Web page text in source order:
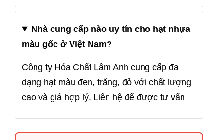
Nhà cung cấp nào uy tín cho hạt nhựa
màu gốc ở Việt Nam?
Công ty Hóa Chất Lâm Anh cung cấp đa
dạng hạt màu đen, trắng, đỏ với chất lượng
cao và giá hợp lý. Liên hệ để được tư vấn